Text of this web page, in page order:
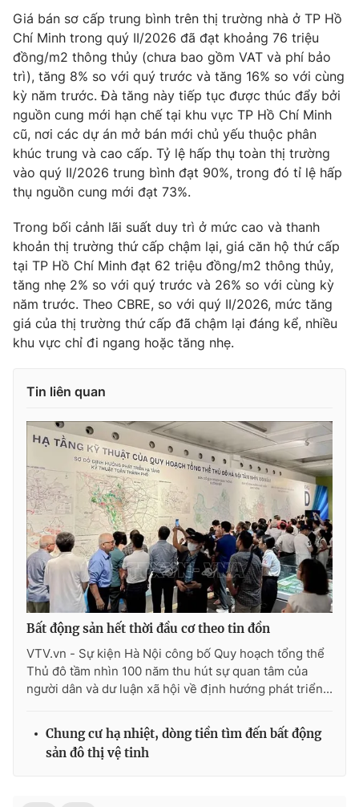
Email:toasoan@vtv.vn
Liên hệ quảng cáo:024-7300.7108
® Cấm sao chép dưới mọi hình thức nếu không có sự chấp
thuận bằng văn bản. Ghi rõ nguồn VTV.vn khi phát hành lại
thông tin từ website này.
Giá bán sơ cấp trung bình trên thị trường nhà ở TP Hồ
Chí Minh trong quý II/2026 đã đạt khoảng 76 triệu
đồng/m2 thông thủy (chưa bao gồm VAT và phí bảo
trì), tăng 8% so với quý trước và tăng 16% so với cùng
kỳ năm trước. Đà tăng này tiếp tục được thúc đẩy bởi
nguồn cung mới hạn chế tại khu vực TP Hồ Chí Minh
cũ, nơi các dự án mở bán mới chủ yếu thuộc phân
khúc trung và cao cấp. Tỷ lệ hấp thụ toàn thị trường
vào quý II/2026 trung bình đạt 90%, trong đó tỉ lệ hấp
thụ nguồn cung mới đạt 73%.
Trong bối cảnh lãi suất duy trì ở mức cao và thanh
khoản thị trường thứ cấp chậm lại, giá căn hộ thứ cấp
tại TP Hồ Chí Minh đạt 62 triệu đồng/m2 thông thủy,
tăng nhẹ 2% so với quý trước và 26% so với cùng kỳ
năm trước. Theo CBRE, so với quý II/2026, mức tăng
giá của thị trường thứ cấp đã chậm lại đáng kể, nhiều
khu vực chỉ đi ngang hoặc tăng nhẹ.
Tin liên quan
Bất động sản hết thời đầu cơ theo tin đồn
VTV.vn - Sự kiện Hà Nội công bố Quy hoạch tổng thể
Thủ đô tầm nhìn 100 năm thu hút sự quan tâm của
người dân và dư luận xã hội về định hướng phát triển...
Chung cư hạ nhiệt, dòng tiền tìm đến bất động
sản đô thị vệ tinh